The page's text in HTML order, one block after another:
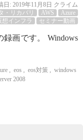
日: 2019年11月8日 クライム
・リカバリ AWS
Azure
想インフラ セミナー動画
画です。 Windows
eos eos対策
windows
2008